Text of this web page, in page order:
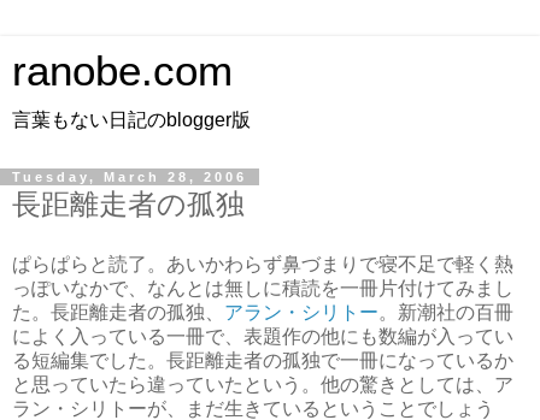
ranobe.com
言葉もない日記のblogger版
Tuesday, March 28, 2006
長距離走者の孤独
ぱらぱらと読了。あいかわらず鼻づまりで寝不足で軽く熱
っぽいなかで、なんとは無しに積読を一冊片付けてみまし
た。長距離走者の孤独、 アラン・シリトー。新潮社の百冊
によく入っている一冊で、表題作の他にも数編が入ってい
る短編集でした。長距離走者の孤独で一冊になっているか
と思っていたら違っていたという。他の驚きとしては、ア
ラン・シリトーが、まだ生きているということでしょう